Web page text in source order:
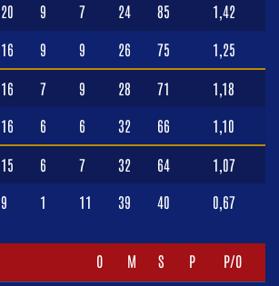
20 9 7 24 85 1,42
16 9 9 26 75 1,25
16 7 9 28 71 1,18
16 6 6 32 66 1,10
15 6 7 32 64 1,07
9 1 11 39 40 0,67
O M S P P/O